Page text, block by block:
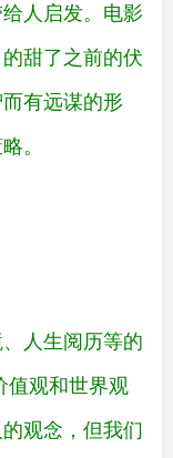
人启发。电影
甜了之前的伏
有远谋的形
。
人生阅历等的
值观和世界观
观念，但我们